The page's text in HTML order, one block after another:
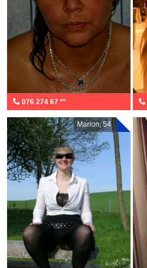
076 274 67 **
Marion, 54